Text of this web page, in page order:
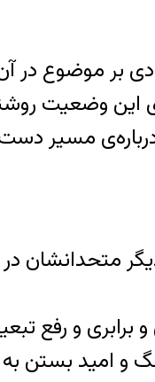
بر موضوع در
این وضعیت
مسیر
متحدانشان
و برابری و رفع
و امید بستن